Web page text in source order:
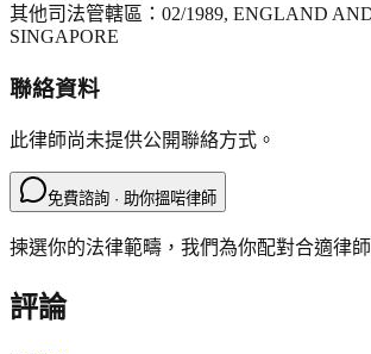
其他司法管轄區： 02/1989, ENGLAND
SINGAPORE
聯絡資料
此律師尚未提供公開聯絡方式。
免費諮詢 · 助你搵啱律師
揀選你的法律範疇，我們為你配對合適律師
評論